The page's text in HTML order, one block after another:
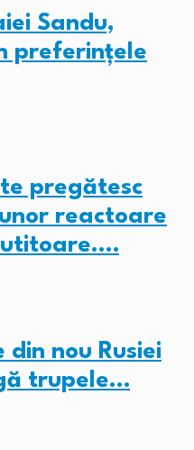
Sandu,
preferințele
pregătesc
reactoare
din nou Rusiei
trupele…